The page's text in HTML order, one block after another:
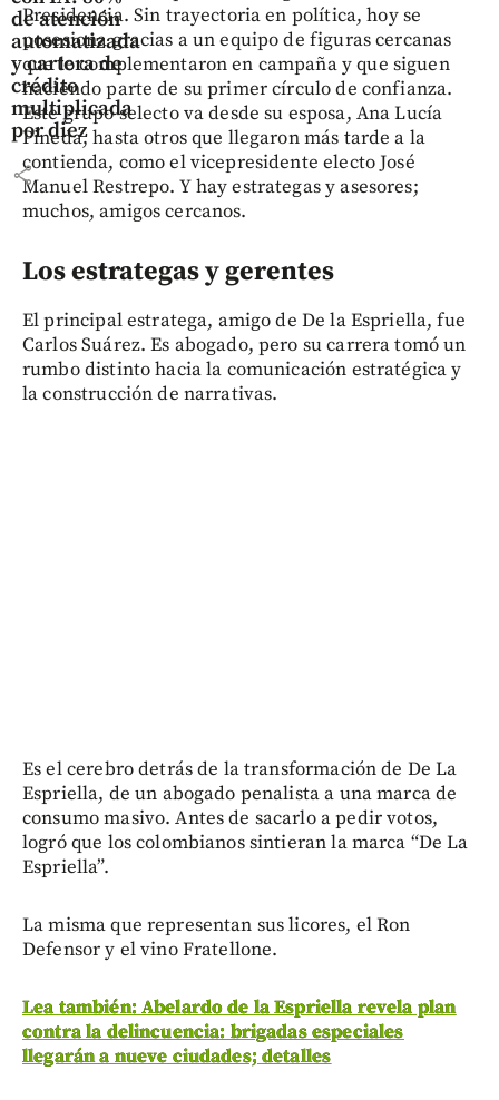
de atención
automatizada
y cartera de
crédito
multiplicada
por diez
share
Presidencia. Sin trayectoria en política, hoy se
posesiona gracias a un equipo de figuras cercanas
que lo complementaron en campaña y que siguen
haciendo parte de su primer círculo de confianza.
Este grupo selecto va desde su esposa, Ana Lucía
Pineda, hasta otros que llegaron más tarde a la
contienda, como el vicepresidente electo José
Manuel Restrepo. Y hay estrategas y asesores;
muchos, amigos cercanos.
Los estrategas y gerentes
El principal estratega, amigo de De la Espriella, fue
Carlos Suárez. Es abogado, pero su carrera tomó un
rumbo distinto hacia la comunicación estratégica y
la construcción de narrativas.
Es el cerebro detrás de la transformación de De La
Espriella, de un abogado penalista a una marca de
consumo masivo. Antes de sacarlo a pedir votos,
logró que los colombianos sintieran la marca “De La
Espriella”.
La misma que representan sus licores, el Ron
Defensor y el vino Fratellone.
Lea también: Abelardo de la Espriella revela plan
contra la delincuencia: brigadas especiales
llegarán a nueve ciudades; detalles